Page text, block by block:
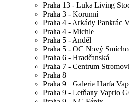
Praha 13 - Luka Living
Praha 3 - Korunní
Praha 4 - Arkády Pankrác
Praha 4 - Michle
Praha 5 - Anděl
Praha 5 - OC Nový
Praha 6 - Hradčanská
Praha 7 - Centrum
Praha 8
Praha 9 - Galerie Harfa
Praha 9 - Letňany Vaprio